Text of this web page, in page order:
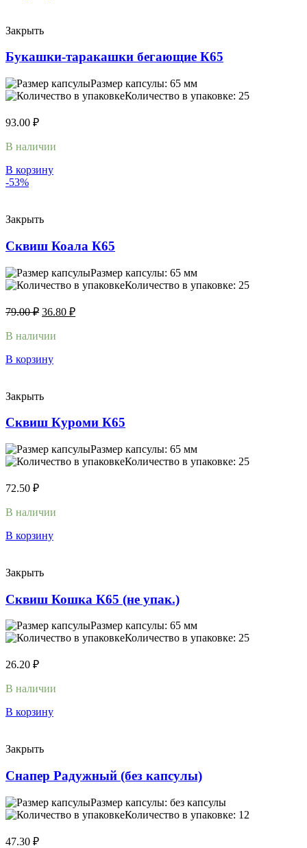
Закрыть
Букашки-таракашки бегающие К65
Размер капсулы: 65 мм
Количество в упаковке: 25
93.00 ₽
В наличии
В корзину
-53%
Закрыть
Сквиш Коала К65
Размер капсулы: 65 мм
Количество в упаковке: 25
79.00₽ 36.80 ₽
В наличии
В корзину
Закрыть
Сквиш Куроми К65
Размер капсулы: 65 мм
Количество в упаковке: 25
72.50 ₽
В наличии
В корзину
Закрыть
Сквиш Кошка К65 (не упак.)
Размер капсулы: 65 мм
Количество в упаковке: 25
26.20 ₽
В наличии
В корзину
Закрыть
Снапер Радужный (без капсулы)
Размер капсулы: без капсулы
Количество в упаковке: 12
47.30 ₽